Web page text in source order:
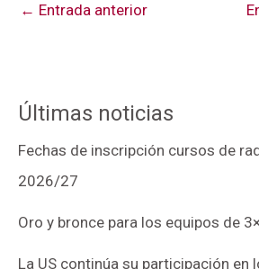
← Entrada anterior
Últimas noticias
Fechas de inscripción cursos de
2026/27
Oro y bronce para los equipos de
La US continúa su participación en